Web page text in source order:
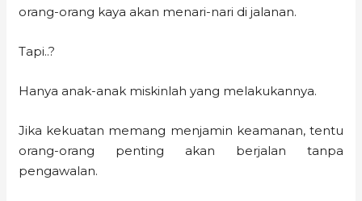
orang-orang kaya akan menari-nari di jalanan.
Tapi..?
Hanya anak-anak miskinlah yang melakukannya.
Jika kekuatan memang menjamin keamanan, tentu
orang-orang penting akan berjalan tanpa
pengawalan.